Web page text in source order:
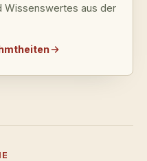
Wissenswertes aus der